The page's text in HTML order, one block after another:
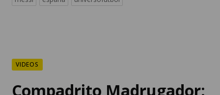
VIDEOS
Compadrito Madrugador: